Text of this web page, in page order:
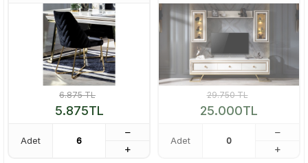
6.875TL
5.875TL
Adet
29.750TL
25.000TL
Adet